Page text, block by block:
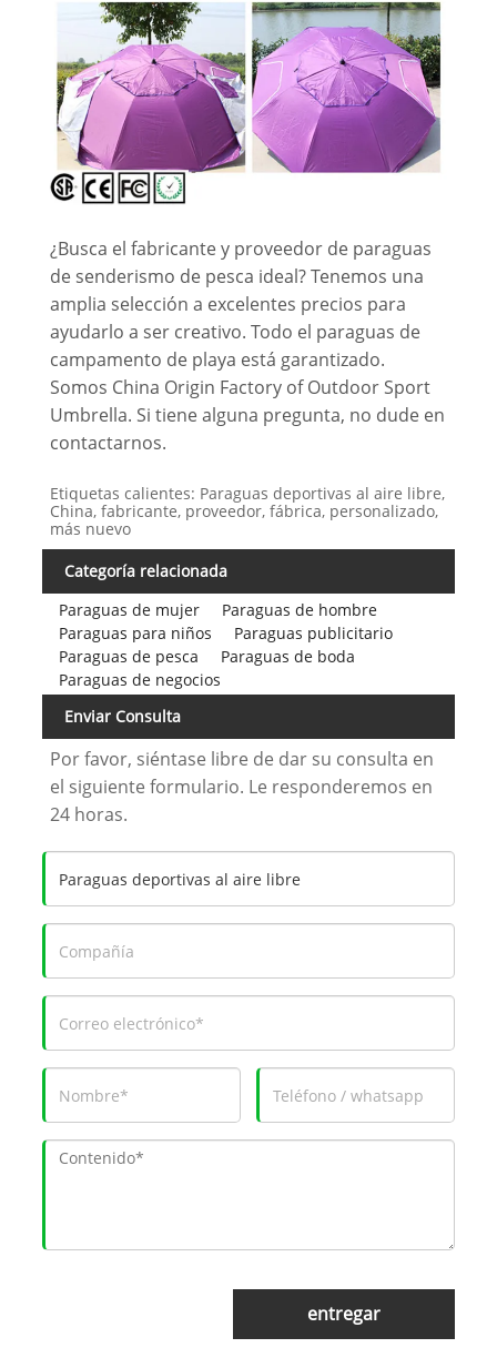
¿Busca el fabricante y proveedor de paraguas
de senderismo de pesca ideal? Tenemos una
amplia selección a excelentes precios para
ayudarlo a ser creativo. Todo el paraguas de
campamento de playa está garantizado.
Somos China Origin Factory of Outdoor Sport
Umbrella. Si tiene alguna pregunta, no dude en
contactarnos.
Etiquetas calientes: Paraguas deportivas al aire libre,
China, fabricante, proveedor, fábrica, personalizado,
más nuevo
Categoría relacionada
Paraguas de mujer
Paraguas de hombre
Paraguas para niños
Paraguas publicitario
Paraguas de pesca
Paraguas de boda
Paraguas de negocios
Enviar Consulta
Por favor, siéntase libre de dar su consulta en
el siguiente formulario. Le responderemos en
24 horas.
entregar